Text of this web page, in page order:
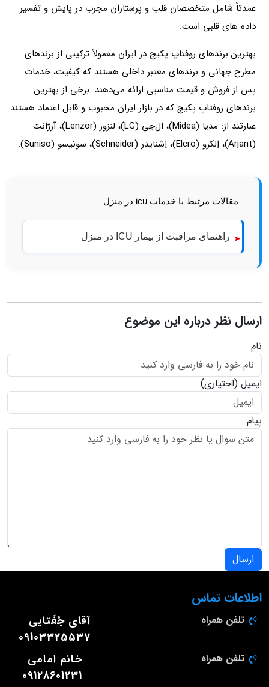
عمدتاً شامل متخصصان قلب و پرستاران مجرب در پایش و تفسیر
داده‌ های قلبی است.
بهترین برندهای روفتاپ پکیج در ایران معمولاً ترکیبی از برندهای
مطرح جهانی و برندهای معتبر داخلی هستند که کیفیت، خدمات
پس از فروش و قیمت مناسبی ارائه می‌دهند. برخی از بهترین
برندهای روفتاپ پکیج که در بازار ایران محبوب و قابل اعتماد هستند
عبارتند از: مدیا (Midea)، ال‌جی (LG)، لنزور (Lenzor)، آرژانت
(Arjant)، اِلکرو (Elcro)، اِشنایدر (Schneider)، سونیسو (Suniso).
مقالات مرتبط با خدمات icu در منزل
راهنمای مراقبت از بیمار ICU در منزل
ارسال نظر درباره این موضوع
نام
ایمیل (اختیاری)
پیام
ارسال
اطلاعات تماس
تلفن همراه
آقای جُغَتایی
09103325537
تلفن همراه
خانم امامی
09128601231